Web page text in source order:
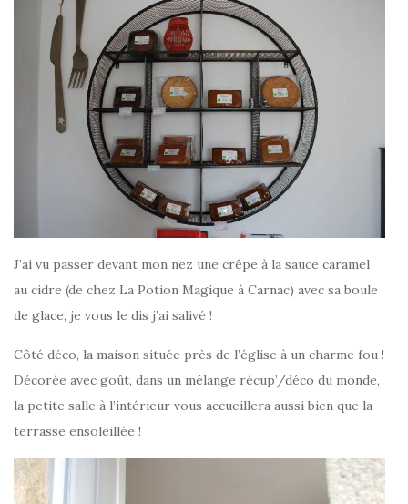
J’ai vu passer devant mon nez une crêpe à la sauce caramel
au cidre (de chez La Potion Magique à Carnac) avec sa boule
de glace, je vous le dis j’ai salivé !
Côté déco, la maison située près de l’église à un charme fou !
Décorée avec goût, dans un mélange récup’/déco du monde,
la petite salle à l’intérieur vous accueillera aussi bien que la
terrasse ensoleillée !